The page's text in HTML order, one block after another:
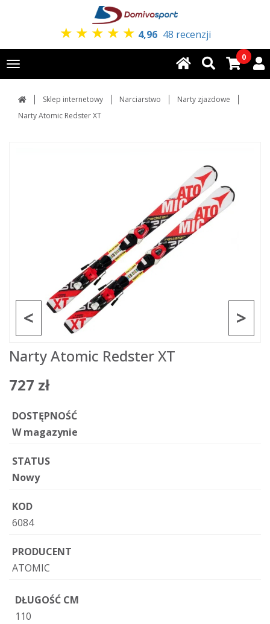
★ ★ ★ ★ ★ 4,96 48 recenzji
Toggle
navigation
0
Sklep internetowy Narciarstwo
Narty zjazdowe
Narty Atomic Redster XT
>
<
Narty Atomic Redster XT
727 zł
DOSTĘPNOŚĆ
W magazynie
STATUS
Nowy
KOD
6084
PRODUCENT
ATOMIC
DŁUGOŚĆ CM
110